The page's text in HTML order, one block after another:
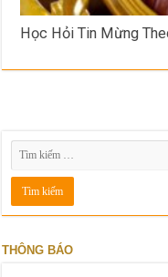
Học Hỏi Tin Mừng
THÔNG BÁO